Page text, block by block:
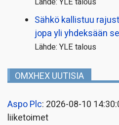
Sähkö kallistuu
jopa yli yhdeksään
Lähde: YLE talous
OMXHEX UUTISIA
Aspo Plc: 2026-08-10
liiketoimet